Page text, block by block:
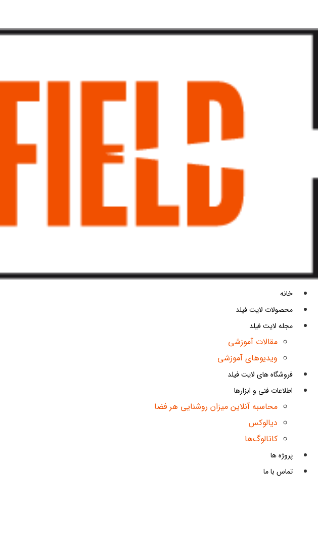
محتوا
خانه
محصولات لایت فیلد
مجله لایت فیلد
مقالات آموزشی
ویدیوهای آموزشی
فروشگاه های لایت فیلد
اطلاعات فنی و ابزارها
محاسبه آنلاین میزان روشنایی هر فضا
دیالوکس
کاتالوگ‌ها
پروژه ها
تماس با ما